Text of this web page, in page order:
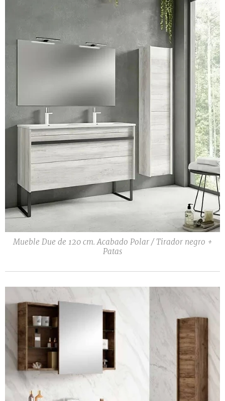
Mueble Due de 120 cm. Acabado Polar / Tirador negro +
Patas